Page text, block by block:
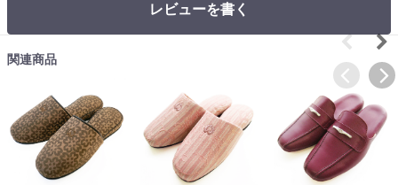
レビューを書く
関連商品